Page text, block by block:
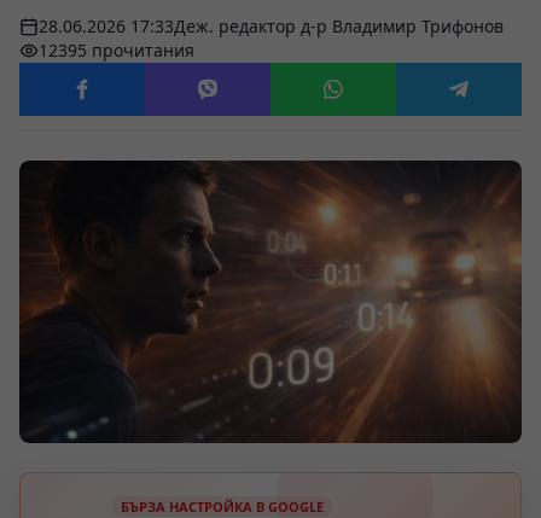
28.06.2026 17:33Деж. редактор д-р Владимир Трифонов
12395 прочитания
БЪРЗА НАСТРОЙКА В GOOGLE